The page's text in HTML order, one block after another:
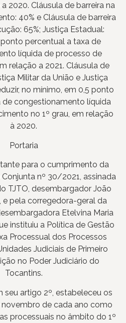
2020. Cláusula de barreira na
40% e Cláusula de barreira
65%; Justiça Estadual:
percentual a taxa de
líquida de processo de
relação a 2021. Cláusula de
Militar da União e Justiça
no mínimo, em 0,5 ponto
de congestionamento líquida
no 1º grau, em relação
à 2020.
Portaria
para o cumprimento da
nº 30/2021, assinada
TJTO, desembargador João
e pela corregedora-geral da
Etelvina Maria
instituiu a Política de Gestão
Processual dos Processos
Judiciais de Primeiro
no Poder Judiciário do
Tocantins.
seu artigo 2º, estabeleceu os
novembro de cada ano como
processuais no âmbito do 1º